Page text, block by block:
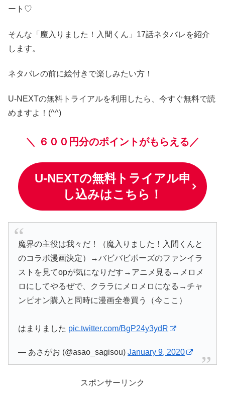
ート♡
そんな「魔入りました！入間くん」17話ネタバレを紹介
します。
ネタバレの前に絵付きで楽しみたい方！
U-NEXTの無料トライアルを利用したら、今すぐ無料で読
めますよ！(^^)
＼ ６００円分のポイントがもらえる／
U-NEXTの無料トライアル申
し込みはこちら！
魔界の主役は我々だ！（魔入りました！入間くんと
のコラボ漫画決定）→バビバビポーズのファンイラ
ストを見てopが気になりだす→アニメ見る→メロメ
ロにしてやるぜで、クララにメロメロになる→チャ
ンピオン購入と同時に漫画全巻買う（今ここ）
はまりました pic.twitter.com/BgP24y3ydR
— あさがお (@asao_sagisou)January 9, 2020
スポンサーリンク